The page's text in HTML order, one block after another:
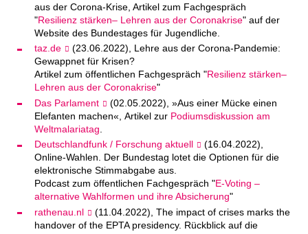
aus der Corona-Krise, Artikel zum Fachgespräch
"Resilienz stärken– Lehren aus der Coronakrise" auf der
Website des Bundestages für Jugendliche.
taz.de
(23.06.2022), Lehre aus der Corona-Pandemie:
Gewappnet für Krisen?
Artikel zum öffentlichen Fachgespräch "Resilienz stärken–
Lehren aus der Coronakrise"
Das Parlament
(02.05.2022), »Aus einer Mücke einen
Elefanten machen«, Artikel zur Podiumsdiskussion am
Weltmalariatag
Deutschlandfunk / Forschung aktuell
(16.04.2022),
Online-Wahlen. Der Bundestag lotet die Optionen für die
elektronische Stimmabgabe aus.
Podcast zum öffentlichen Fachgespräch "E-Voting –
alternative Wahlformen und ihre Absicherung"
rathenau.nl
(11.04.2022), The impact of crises marks the
handover of the EPTA presidency. Rückblick auf die